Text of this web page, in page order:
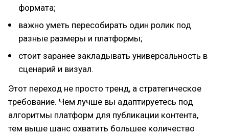
формата;
важно уметь пересобирать один ролик под
разные размеры и платформы;
стоит заранее закладывать универсальность в
сценарий и визуал.
Этот переход не просто тренд, а стратегическое
требование. Чем лучше вы адаптируетесь под
алгоритмы платформ для публикации контента,
тем выше шанс охватить большее количество